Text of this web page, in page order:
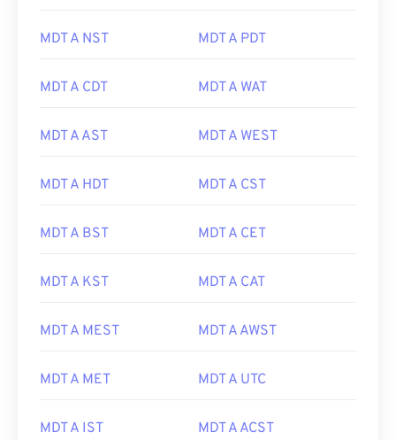
MDT A NST MDT A PDT
MDT A CDT MDT A WAT
MDT A AST MDT A WEST
MDT A HDT MDT A CST
MDT A BST MDT A CET
MDT A KST MDT A CAT
MDT A MEST MDT A AWST
MDT A MET MDT A UTC
MDT A IST MDT A ACST